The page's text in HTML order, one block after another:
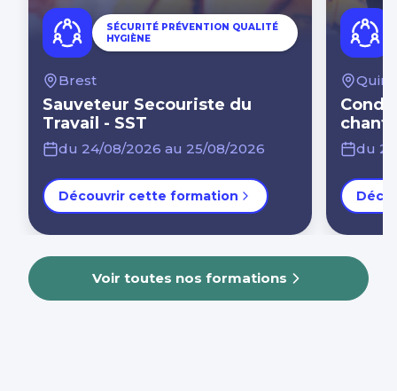
SÉCURITÉ PRÉVENTION QUALITÉ
HYGIÈNE
Brest
Sauveteur Secouriste du
Travail - SST
du 24/08/2026 au 25/08/2026
Découvrir cette formation
du
Voir toutes nos formations